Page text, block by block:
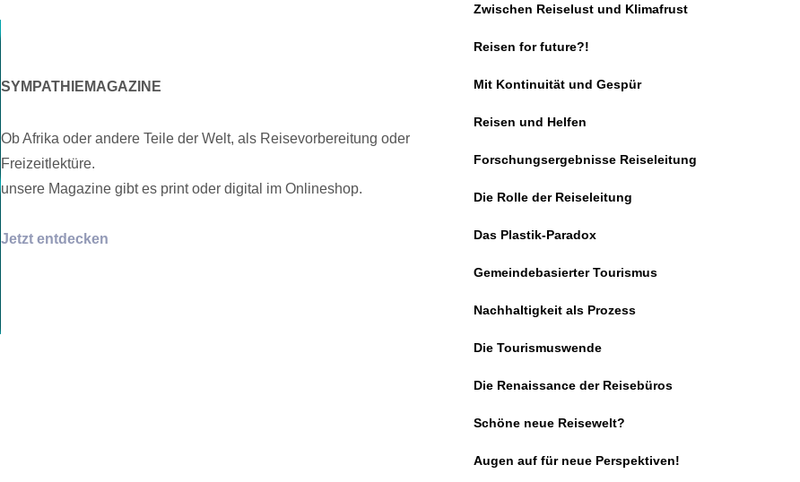
SYMPATHIEMAGAZINE
Ob Afrika oder andere Teile der Welt, als Reisevorbereitung oder
Freizeitlektüre.
unsere Magazine gibt es print oder digital im Onlineshop.
Jetzt entdecken
Zwischen Reiselust und Klimafrust
Reisen for future?!
Mit Kontinuität und Gespür
Reisen und Helfen
Forschungsergebnisse Reiseleitung
Die Rolle der Reiseleitung
Das Plastik-Paradox
Gemeindebasierter Tourismus
Nachhaltigkeit als Prozess
Die Tourismuswende
Die Renaissance der Reisebüros
Schöne neue Reisewelt?
Augen auf für neue Perspektiven!